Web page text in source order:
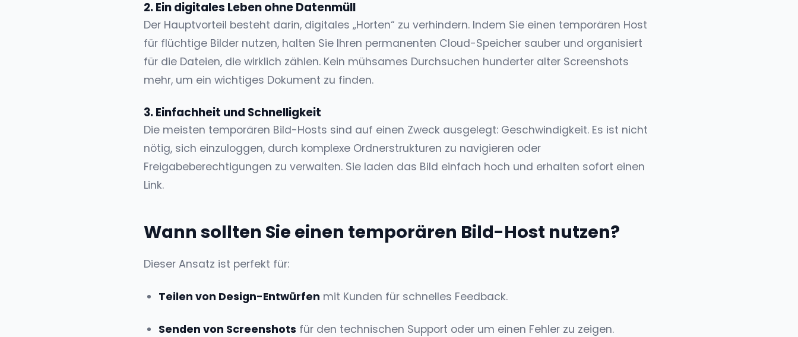
2. Ein digitales Leben ohne Datenmüll
Der Hauptvorteil besteht darin, digitales „Horten“ zu verhindern. Indem Sie einen temporären Host
für flüchtige Bilder nutzen, halten Sie Ihren permanenten Cloud-Speicher sauber und organisiert
für die Dateien, die wirklich zählen. Kein mühsames Durchsuchen hunderter alter Screenshots
mehr, um ein wichtiges Dokument zu finden.
3. Einfachheit und Schnelligkeit
Die meisten temporären Bild-Hosts sind auf einen Zweck ausgelegt: Geschwindigkeit. Es ist nicht
nötig, sich einzuloggen, durch komplexe Ordnerstrukturen zu navigieren oder
Freigabeberechtigungen zu verwalten. Sie laden das Bild einfach hoch und erhalten sofort einen
Link.
Wann sollten Sie einen temporären Bild-Host nutzen?
Dieser Ansatz ist perfekt für:
Teilen von Design-Entwürfen mit Kunden für schnelles Feedback.
Senden von Screenshots für den technischen Support oder um einen Fehler zu zeigen.